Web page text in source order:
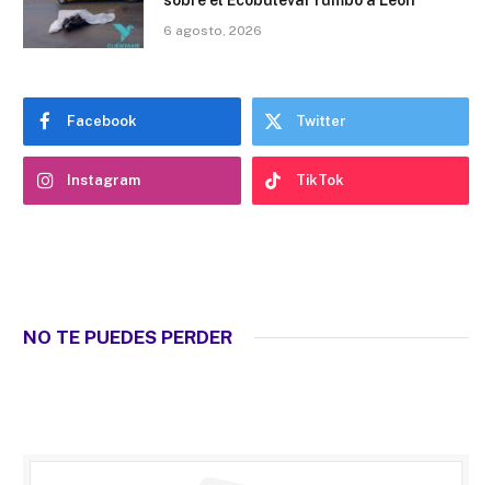
6 agosto, 2026
Facebook Twitter
Instagram TikTok
NO TE PUEDES PERDER